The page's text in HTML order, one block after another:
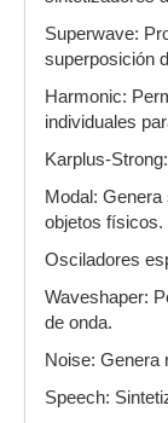
Superwave:
superposición
Harmonic:
individuales
Karplus-
Modal:
objetos físicos.
Osciladores
Waveshaper:
de onda.
Noise: Genera
Speech: